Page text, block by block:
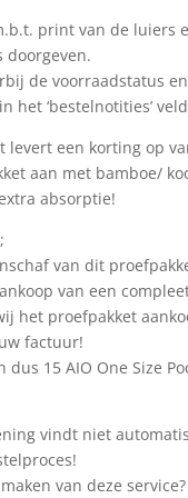
print van de luiers
doorgeven.
de voorraadstatus
het ‘bestelnotities’
levert een korting op
aan met bamboe/
absorptie!
van dit
van een
het proefpakket
factuur!
dus 15 AIO One Size
vindt niet
van deze